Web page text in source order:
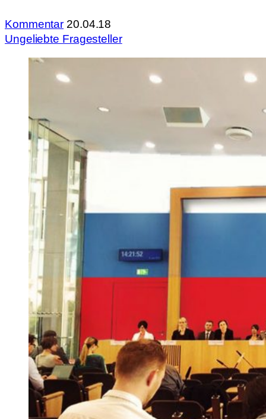
Kommentar 20.04.18
Ungeliebte Fragesteller